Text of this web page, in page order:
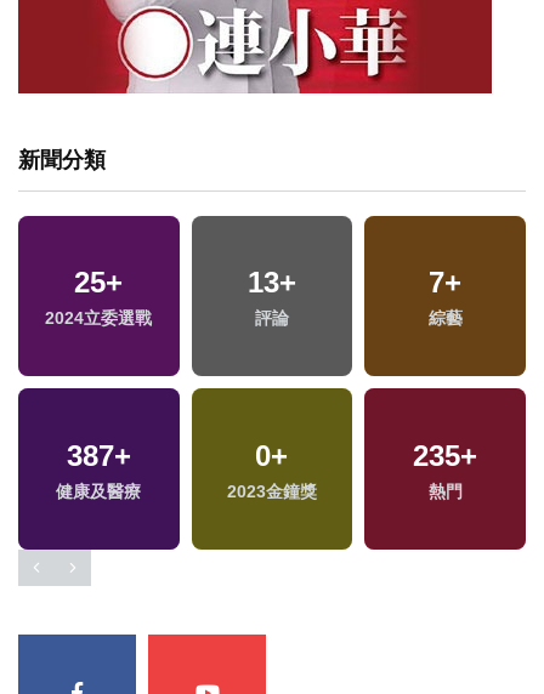
新聞分類
11+
2024總統大選
372+
財經及消費
1+
兩岸藝苑天地
45+
影視
1 + 745+
政治